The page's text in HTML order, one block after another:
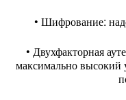
• Шифрование:
• Двухфакторная
максимально высокий